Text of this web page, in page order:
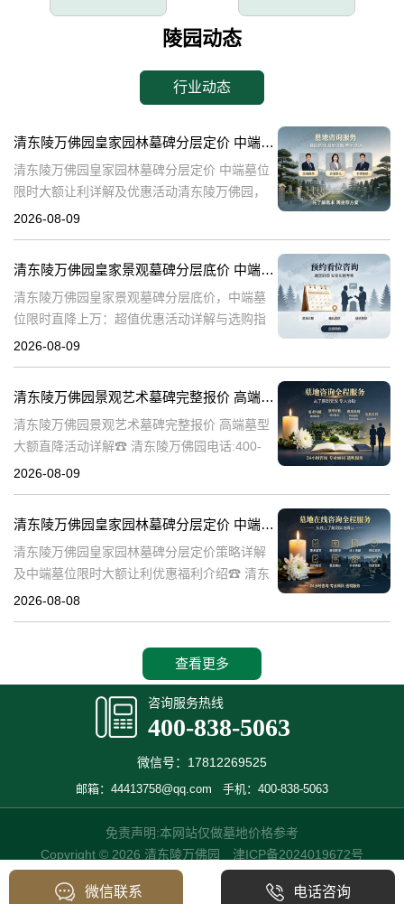
陵园动态
行业动态
清东陵万佛园皇家园林墓碑分层定价 中端墓位限时大额让利详解及优惠活动
清东陵万佛园皇家园林墓碑分层定价 中端墓位
限时大额让利详解及优惠活动清东陵万佛园，
作为中国历史上著名的皇家陵园之一，承载着
2026-08-09
清东陵万佛园皇家景观墓碑分层底价 中端墓位限时直降上万：超值优惠活动详解与选购指南
清东陵万佛园皇家景观墓碑分层底价，中端墓
位限时直降上万：超值优惠活动详解与选购指
南☎ 清东陵万佛园电话:400-838-5063清东陵
2026-08-09
清东陵万佛园景观艺术墓碑完整报价 高端墓型大额直降活动详解
清东陵万佛园景观艺术墓碑完整报价 高端墓型
大额直降活动详解☎ 清东陵万佛园电话:400-
838-5063清东陵万佛园，作为中国著名的皇家
2026-08-09
清东陵万佛园皇家园林墓碑分层定价 中端墓位限时大额让利详解及优惠福利
清东陵万佛园皇家园林墓碑分层定价策略详解
及中端墓位限时大额让利优惠福利介绍☎ 清东
陵万佛园电话:400-838-5063清东陵万佛园，作
2026-08-08
查看更多
咨询服务热线
400-838-5063
微信号：17812269525
邮箱：44413758@qq.com 手机：400-838-5063
免责声明:本网站仅做墓地价格参考
Copyright © 2026 清东陵万佛园 津ICP备2024019672号
微信联系 电话咨询